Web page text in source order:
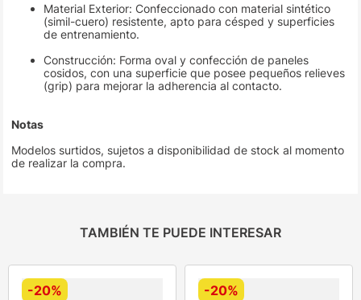
Material Exterior: Confeccionado con material sintético
(simil-cuero) resistente, apto para césped y superficies
de entrenamiento.
Construcción: Forma oval y confección de paneles
cosidos, con una superficie que posee pequeños relieves
(grip) para mejorar la adherencia al contacto.
Notas
Modelos surtidos, sujetos a disponibilidad de stock al momento
de realizar la compra.
TAMBIÉN TE PUEDE INTERESAR
-20% -20%